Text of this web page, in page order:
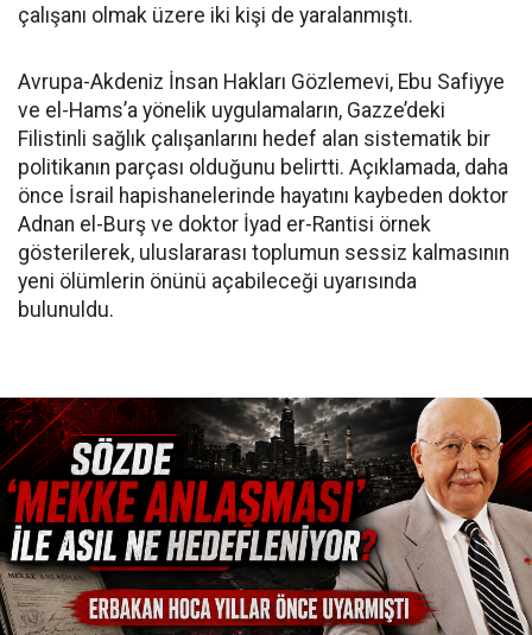
çalışanı olmak üzere iki kişi de yaralanmıştı.
Avrupa-Akdeniz İnsan Hakları Gözlemevi, Ebu Safiyye
ve el-Hams’a yönelik uygulamaların, Gazze’deki
Filistinli sağlık çalışanlarını hedef alan sistematik bir
politikanın parçası olduğunu belirtti. Açıklamada, daha
önce İsrail hapishanelerinde hayatını kaybeden doktor
Adnan el-Burş ve doktor İyad er-Rantisi örnek
gösterilerek, uluslararası toplumun sessiz kalmasının
yeni ölümlerin önünü açabileceği uyarısında
bulunuldu.